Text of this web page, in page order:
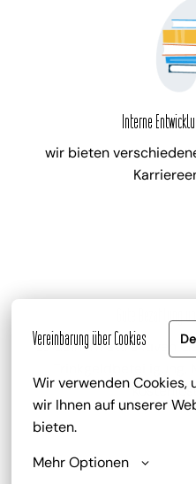
Vereinbarung über Cookies
Wir verwenden Cookies,
wir Ihnen auf unserer
bieten.
Mehr Optionen
Interne
wir bieten
Gute Bezahlung
zu deinem attraktiven